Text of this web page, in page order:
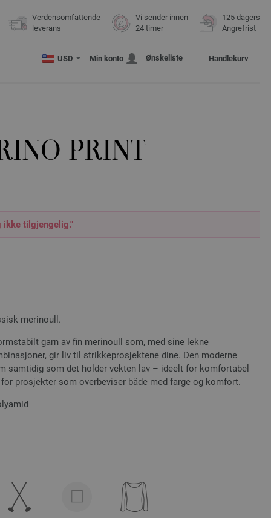
Verdensomfattende
leverans
Vi sender innen
24 timer
125 dagers
Angrefrist
USD Min konto Ønskeliste Handlekurv
PRINT
ikke tilgjengelig."
merinoull.
garn av fin merinoull som, med sine lekne
gir liv til strikkeprosjektene dine. Den moderne
samtidig som det holder vekten lav – ideelt for komfortabel
prosjekter som overbeviser både med farge og komfort.